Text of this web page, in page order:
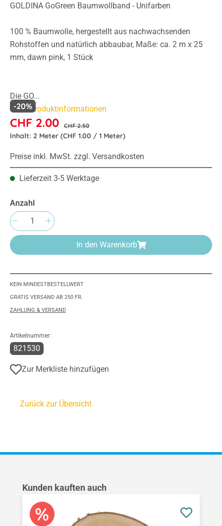
GOLDINA GoGreen Baumwollband - Unifarben
100 % Baumwolle, hergestellt aus nachwachsenden
Rohstoffen und natürlich abbaubar, Maße: ca. 2 m x 25
mm, dawn pink, 1 Stück
Die GO...
Mehr Produktinformationen
CHF 2.00 CHF 2.50
-20%
Inhalt: 2 Meter (CHF 1.00 / 1 Meter)
Preise inkl. MwSt. zzgl. Versandkosten
Lieferzeit 3-5 Werktage
Anzahl
Produkt Anzahl: Gib den gewünschten
In den Warenkorb
KEIN MINDESTBESTELLWERT
GRATIS VERSAND AB 250 FR.
ZAHLUNG & VERSAND
Artikelnummer:
821530
Zur Merkliste hinzufügen
Zurück zur Übersicht
Produktgalerie überspringen
Kunden kauften auch